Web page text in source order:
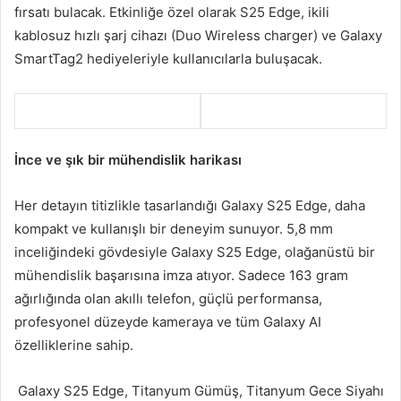
fırsatı bulacak. Etkinliğe özel olarak S25 Edge, ikili
kablosuz hızlı şarj cihazı (Duo Wireless charger) ve Galaxy
SmartTag2 hediyeleriyle kullanıcılarla buluşacak.
İnce ve şık bir mühendislik harikası
Her detayın titizlikle tasarlandığı Galaxy S25 Edge, daha
kompakt ve kullanışlı bir deneyim sunuyor. 5,8 mm
inceliğindeki gövdesiyle Galaxy S25 Edge, olağanüstü bir
mühendislik başarısına imza atıyor. Sadece 163 gram
ağırlığında olan akıllı telefon, güçlü performansa,
profesyonel düzeyde kameraya ve tüm Galaxy AI
özelliklerine sahip.
Galaxy S25 Edge, Titanyum Gümüş, Titanyum Gece Siyahı